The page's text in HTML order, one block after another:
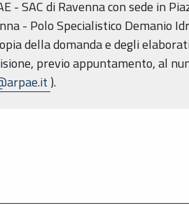
- SAC di Ravenna con sede in
- Polo Specialistico Demanio
della domanda e degli
previo appuntamento, al
).